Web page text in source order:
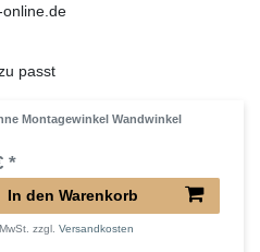
passt
Montagewinkel Wandwinkel
*
In den Warenkorb
zzgl.Versandkosten